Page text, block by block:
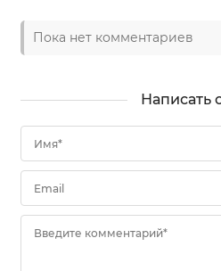
Пока нет комментариев
Написать
Имя*
Email
Введите комментарий*